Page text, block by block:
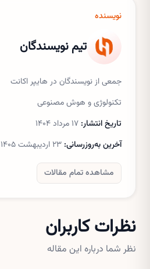
نویسنده
تیم نویسندگان
جمعی از نویسندگان در هایپر اکانت
تکنولوژی و هوش مصنوعی
تاریخ انتشار: ۱۷ مرداد ۱۴۰۴
آخرین به‌روزرسانی: ۲۳ اردیبهشت ۱۴۰۵
مشاهده تمام مقالات
نظرات کاربران
نظر شما درباره این مقاله